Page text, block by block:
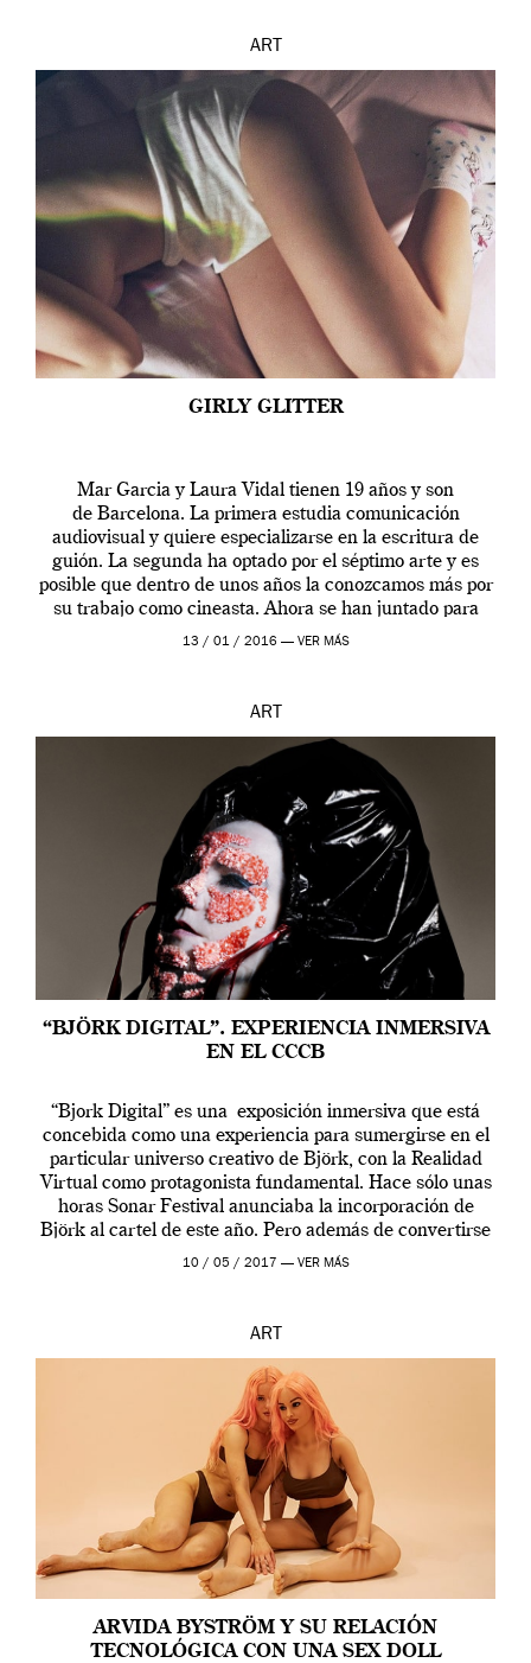
ART
GIRLY GLITTER
Mar Garcia y Laura Vidal tienen 19 años y son
de Barcelona. La primera estudia comunicación
audiovisual y quiere especializarse en la escritura de
guión. La segunda ha optado por el séptimo arte y es
posible que dentro de unos años la conozcamos más por
su trabajo como cineasta. Ahora se han juntado para
contarnos una […]
13 / 01 / 2016 — VER MÁS
ART
“BJÖRK DIGITAL”. EXPERIENCIA INMERSIVA
EN EL CCCB
“Bjork Digital” es una exposición inmersiva que está
concebida como una experiencia para sumergirse en el
particular universo creativo de Björk, con la Realidad
Virtual como protagonista fundamental. Hace sólo unas
horas Sonar Festival anunciaba la incorporación de
Björk al cartel de este año. Pero además de convertirse
en una de las actuaciones más relevantes […]
10 / 05 / 2017 — VER MÁS
ART
ARVIDA BYSTRÖM Y SU RELACIÓN
TECNOLÓGICA CON UNA SEX DOLL